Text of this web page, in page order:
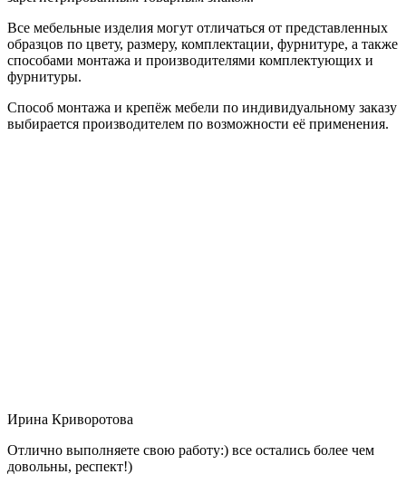
Все мебельные изделия могут отличаться от представленных
образцов по цвету, размеру, комплектации, фурнитуре, а также
способами монтажа и производителями комплектующих и
фурнитуры.
Способ монтажа и крепёж мебели по индивидуальному заказу
выбирается производителем по возможности её применения.
Ирина Криворотова
Отлично выполняете свою работу:) все остались более чем
довольны, респект!)